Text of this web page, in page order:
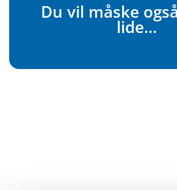
Du vil måske
lide...